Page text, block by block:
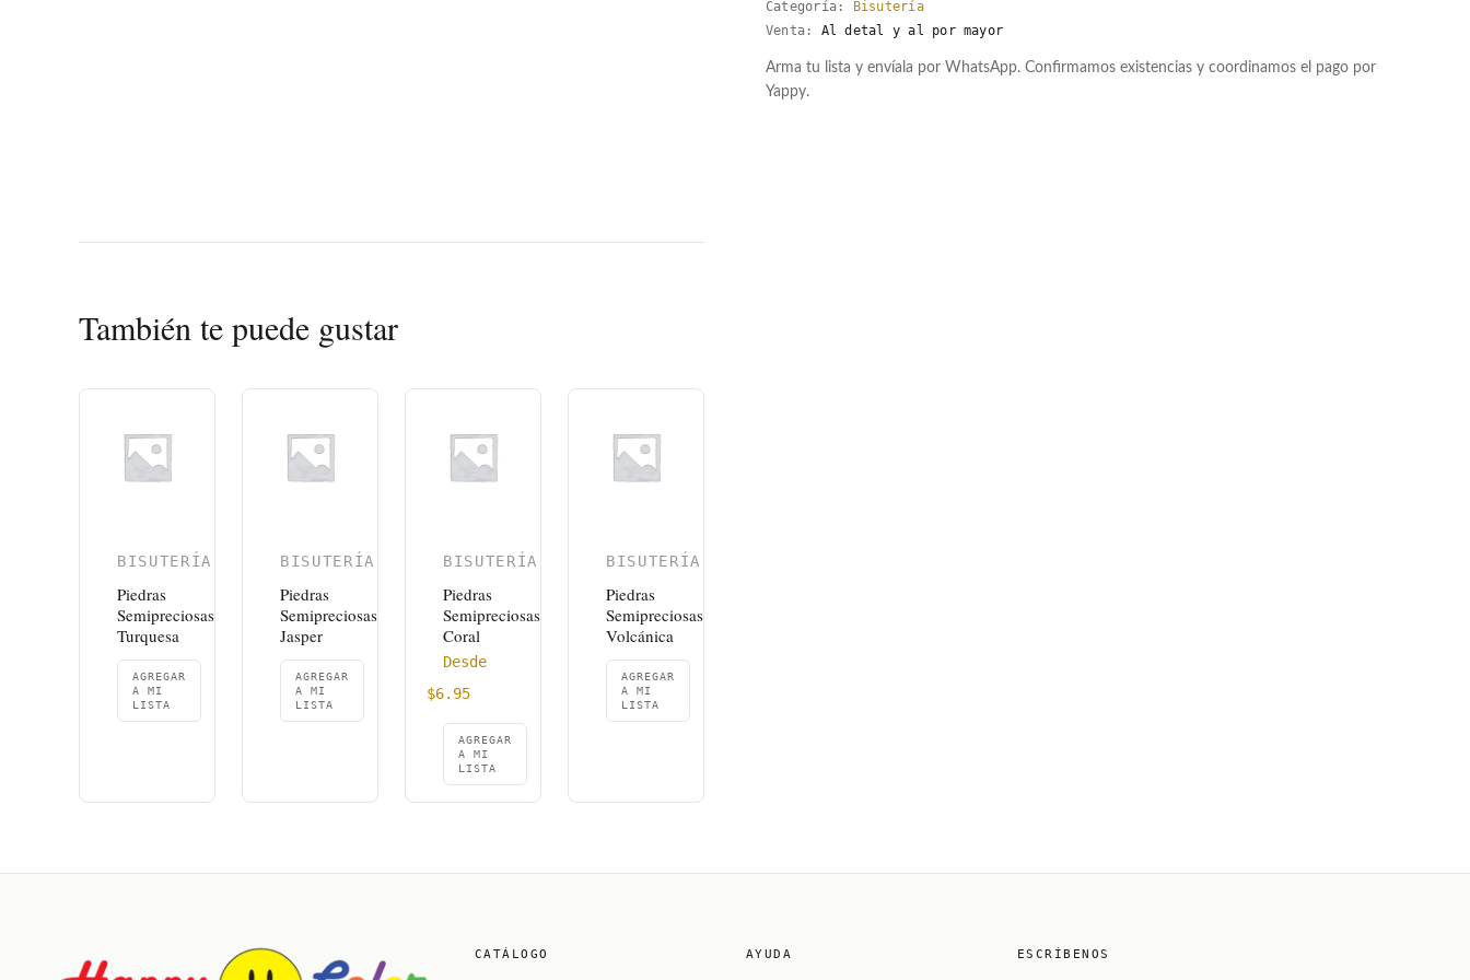
Categoría:
Bisutería
Venta:
Al detal y al por mayor
Arma tu lista y envíala por WhatsApp. Confirmamos existencias y coordinamos el pago por
Yappy.
También te puede gustar
BISUTERÍA
Piedras
Semipreciosas
Turquesa
AGREGAR
A MI
LISTA
BISUTERÍA
Piedras
Semipreciosas
Jasper
AGREGAR
A MI
LISTA
BISUTERÍA
Piedras
Semipreciosas
Coral
Desde
$6.95
AGREGAR
A MI
LISTA
BISUTERÍA
Piedras
Semipreciosas
Volcánica
AGREGAR
A MI
LISTA
CATÁLOGO AYUDA ESCRÍBENOS